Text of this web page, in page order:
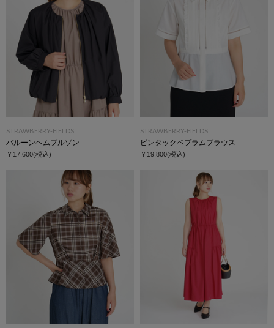
STRAWBERRY-FIELDS
バルーンヘムブルゾン
￥17,600(税込)
STRAWBERRY-FIELDS
ピンタックペプラムブラウス
￥19,800(税込)